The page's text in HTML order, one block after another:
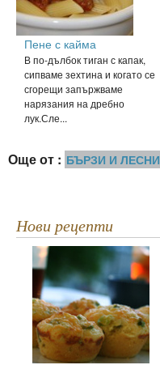
Пене с кайма
В по-дълбок тиган с капак,
сипваме зехтина и когато се
сгорещи запържваме
нарязания на дребно
лук.Сле...
Още от : БЪРЗИ И ЛЕСНИ
Нови рецепти